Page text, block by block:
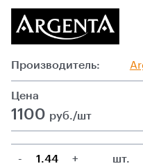
Производитель:
Цена
1100 руб./шт
- +
шт.